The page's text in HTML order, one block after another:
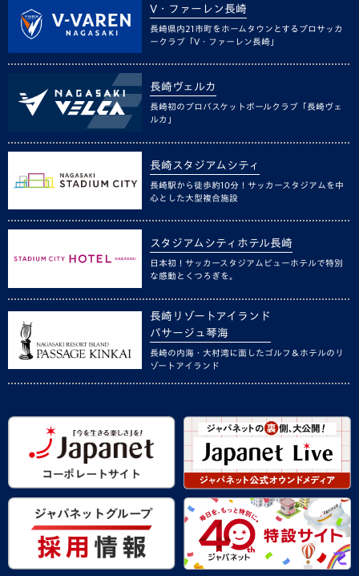
V・ファーレン長崎
長崎県内21市町をホームタウンとするプロサッカ
ークラブ「V・ファーレン長崎」
長崎ヴェルカ
長崎初のプロバスケットボールクラブ「長崎ヴェ
ルカ」
長崎スタジアムシティ
長崎駅から徒歩約10分！サッカースタジアムを中
心とした大型複合施設
スタジアムシティホテル長崎
日本初！サッカースタジアムビューホテルで特別
な感動とくつろぎを。
長崎リゾートアイランド
パサージュ琴海
長崎の内海・大村湾に面したゴルフ＆ホテルのリ
ゾートアイランド